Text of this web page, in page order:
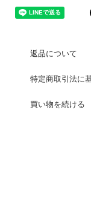
返品について
特定商取引法に
買い物を続ける